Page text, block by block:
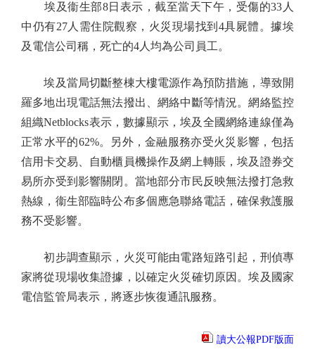
埃及衞生部8日表示，截至當天下午，受傷的33人
中仍有27人需住院觀察，火災現場找到4具屍體。據埃
及電信公司稱，死亡的4人均為公司員工。
埃及當局切斷整棟大樓電源作為預防措施，導致開
羅多地出現電話無法撥出、網絡中斷等情況。網絡監控
組織Netblocks表示，數據顯示，埃及全國網絡連線僅為
正常水平的62%。另外，金融服務亦受火災影響，包括
信用卡交易、自動櫃員機操作及網上轉賬，埃及證券交
易所亦受到影響關閉。當地部分市民反映無法撥打急救
熱線，衞生部臨時公布多個應急聯絡電話，確保救護服
務不受影響。
初步調查顯示，火災可能由電路短路引起，刑偵專
家將從現場收集證據，以確定火災確切原因。埃及國家
電信監管局表示，將逐步恢復通訊服務。
讀大公報PDF版面